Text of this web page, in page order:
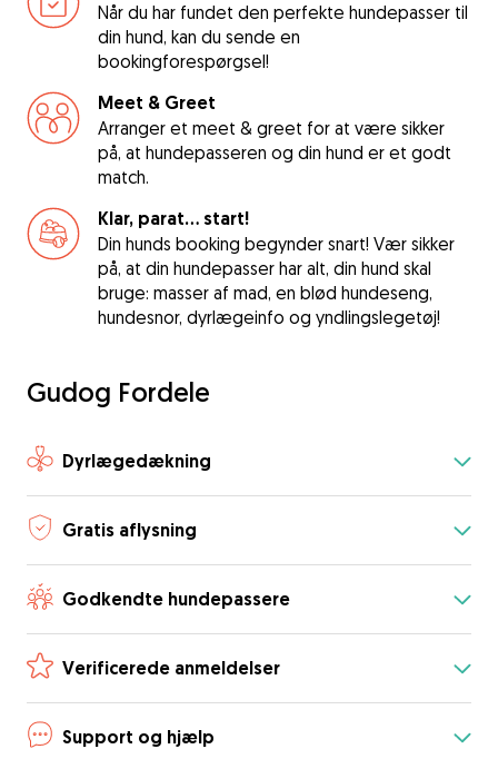
Når du har fundet den perfekte hundepasser til
din hund, kan du sende en
bookingforespørgsel!
Meet & Greet
Arranger et meet & greet for at være sikker
på, at hundepasseren og din hund er et godt
match.
Klar, parat... start!
Din hunds booking begynder snart! Vær sikker
på, at din hundepasser har alt, din hund skal
bruge: masser af mad, en blød hundeseng,
hundesnor, dyrlægeinfo og yndlingslegetøj!
Gudog Fordele
Dyrlægedækning
Gratis aflysning
Godkendte hundepassere
Verificerede anmeldelser
Support og hjælp